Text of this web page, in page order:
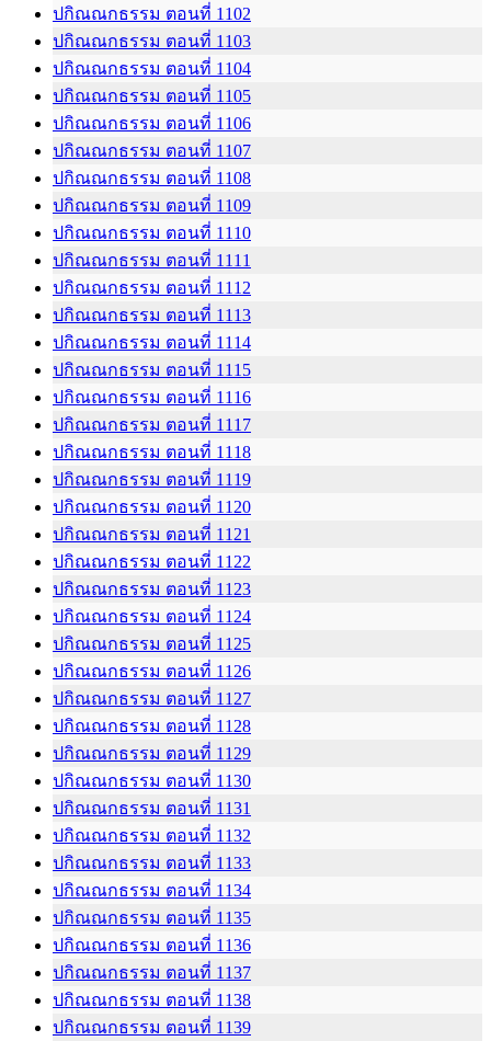
ปกิณณกธรรม ตอนที่ 1102
ปกิณณกธรรม ตอนที่ 1103
ปกิณณกธรรม ตอนที่ 1104
ปกิณณกธรรม ตอนที่ 1105
ปกิณณกธรรม ตอนที่ 1106
ปกิณณกธรรม ตอนที่ 1107
ปกิณณกธรรม ตอนที่ 1108
ปกิณณกธรรม ตอนที่ 1109
ปกิณณกธรรม ตอนที่ 1110
ปกิณณกธรรม ตอนที่ 1111
ปกิณณกธรรม ตอนที่ 1112
ปกิณณกธรรม ตอนที่ 1113
ปกิณณกธรรม ตอนที่ 1114
ปกิณณกธรรม ตอนที่ 1115
ปกิณณกธรรม ตอนที่ 1116
ปกิณณกธรรม ตอนที่ 1117
ปกิณณกธรรม ตอนที่ 1118
ปกิณณกธรรม ตอนที่ 1119
ปกิณณกธรรม ตอนที่ 1120
ปกิณณกธรรม ตอนที่ 1121
ปกิณณกธรรม ตอนที่ 1122
ปกิณณกธรรม ตอนที่ 1123
ปกิณณกธรรม ตอนที่ 1124
ปกิณณกธรรม ตอนที่ 1125
ปกิณณกธรรม ตอนที่ 1126
ปกิณณกธรรม ตอนที่ 1127
ปกิณณกธรรม ตอนที่ 1128
ปกิณณกธรรม ตอนที่ 1129
ปกิณณกธรรม ตอนที่ 1130
ปกิณณกธรรม ตอนที่ 1131
ปกิณณกธรรม ตอนที่ 1132
ปกิณณกธรรม ตอนที่ 1133
ปกิณณกธรรม ตอนที่ 1134
ปกิณณกธรรม ตอนที่ 1135
ปกิณณกธรรม ตอนที่ 1136
ปกิณณกธรรม ตอนที่ 1137
ปกิณณกธรรม ตอนที่ 1138
ปกิณณกธรรม ตอนที่ 1139